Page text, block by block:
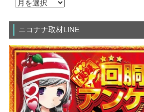
ニコナナ取材LINE